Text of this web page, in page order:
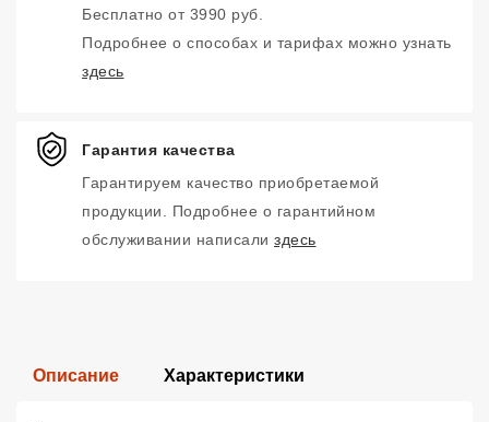
Бесплатно от 3990 руб.
Подробнее о способах и тарифах можно узнать
здесь
Гарантия качества
Гарантируем качество приобретаемой
продукции. Подробнее о гарантийном
обслуживании написали здесь
Описание Характеристики